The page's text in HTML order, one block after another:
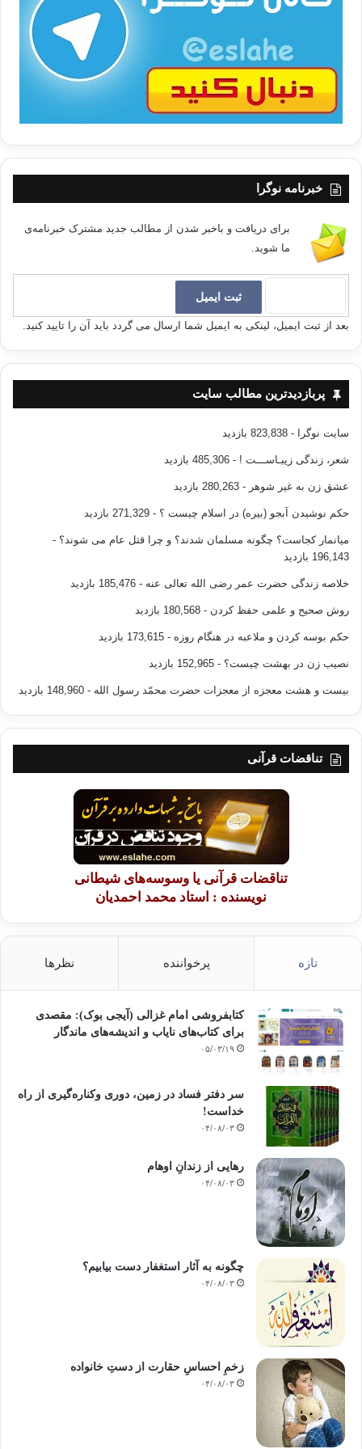
«… إِنَّ اللَّهَ بِالنَّاسِ لَرَؤُوفٌ رَّحِیمٌ». «…زیرا خدا [نسبت] به مردم رئوف و مهربان
است.» (بقره/143)
کسی که ارزش زمان را دریابد، ارزش زندگی را درخواهد یافت. وقت همان
لحظه‌ی حساب و کتاب فرا رسد، از گناهان گذشته پشیمان شویم، لغزش‌ها و
کجی‌ها را اصلاح کنیم و آن چه را که از دست رفته، جبران کنیم. برای چنین
جبرانی فرصت وجود دارد. برای آینده نیز قلبی صاف، درونی پاک، عمل شایسته
و عزم استوار و پیشتازی به سوی کارهای خیر، آماده کنیم. انسان مؤمن همواره
با دو دلهره مواجه است:
دلهره‌ی مربوط به امری که سپری شده و مؤمن نمی‌داند که خدا درباره‌اش چه
خواهد کرد. دلهره‌ی مربوط به امر آینده و مؤمن نمی‌داند که خداوند درباره‌اش
چه قضاوت خواهد کرد. بنده می‌باید از دنیا برای آخرت، از جوانی پیش از پیری و
از زندگی پیش از مرگ، بهره ببرد.
هر روزی که بر می‌آید، ندا کننده ندا سر می‌دهد: «ای آدمیزاد، من آفریده‌ای نو
هستم و بر کار تو گواهم. از من آذوقه برگیر، زیرا من تا روز قیامت بازنخواهم
منبع: دو هفته نامه‌ی الاخوان المسلمون، سال اول، شماره 10، 1943 م.
رمضان دعوت تبلیغ مسجد قرآن رمضانی روزه صیام
خبرنامه نوگرا
برای دریافت و باخبر شدن از مطالب جدید مشترک خبرنامه‌ی
ما شوید.
بعد از ثبت ایمیل، لینکی به ایمیل شما ارسال می گردد باید آن را تایید کنید.
پربازدیدترین مطالب سایت
سایت نوگرا - 823,838 بازدید
شعر، زندگی زیبـاســـت ! - 485,306 بازدید
عشق زن به غیر شوهر - 280,263 بازدید
حکم نوشیدن آبجو (بیره) در اسلام چیست ؟ - 271,329 بازدید
میانمار کجاست؟ چگونه مسلمان شدند؟ و چرا قتل عام می شوند؟ -
196,143 بازدید
خلاصه زندگی حضرت عمر رضی الله تعالی عنه - 185,476 بازدید
روش صحیح و علمی حفظ کردن - 180,568 بازدید
حکم بوسه کردن و ملاعبه در هنگام روزه - 173,615 بازدید
نصیب زن در بهشت چیست؟ - 152,965 بازدید
بیست و هشت معجزه از معجزات حضرت محمّد رسول الله - 148,960 بازدید
تناقضات قرآنی
تناقضات قرآنی یا وسوسه‌های شیطانی
نویسنده : استاد محمد احمدیان
تازه پرخواننده نظرها
کتابفروشی امام غزالی (آیجی بوک): مقصدی
برای کتاب‌های نایاب و اندیشه‌های ماندگار
۰۵/۰۳/۱۹
سر دفتر فساد در زمین‌، دوری وکناره‌گیری از راه
خداست‌!
۰۴/۰۸/۰۳
رهایی از زندانِ اوهام
۰۴/۰۸/۰۳
چگونه به آثار استغفار دست بیابیم؟
۰۴/۰۸/۰۳
زخمِ احساسِ حقارت از دستِ خانواده
۰۴/۰۸/۰۳